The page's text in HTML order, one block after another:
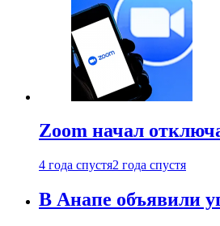
Zoom начал
4 года спустя2 года спустя
В Анапе объявили